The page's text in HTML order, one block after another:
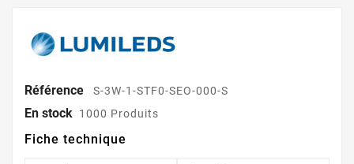
Référence S-3W-1-STF0-SEO-000-S
En stock 1000 Produits
Fiche technique